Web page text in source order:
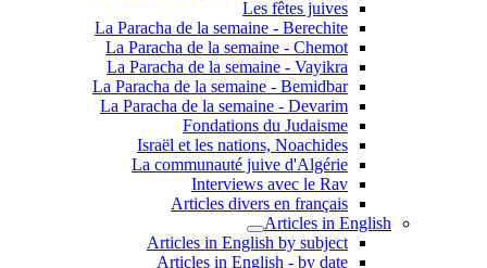
Les fêtes juives
La Paracha de la semaine - Berechite
La Paracha de la semaine - Chemot
La Paracha de la semaine - Vayikra
La Paracha de la semaine - Bemidbar
La Paracha de la semaine - Devarim
Fondations du Judaisme
Israël et les nations, Noachides
La communauté juive d'Algérie
Interviews avec le Rav
Articles divers en français
Articles in English
Articles in English by subject
Articles in English - by date